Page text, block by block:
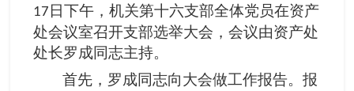
17 日下午，机关第十六支部全体党员在资产
处会议室召开支部选举大会，会议由资产处
处长罗成同志主持。
首先，罗成同志向大会做工作报告。报